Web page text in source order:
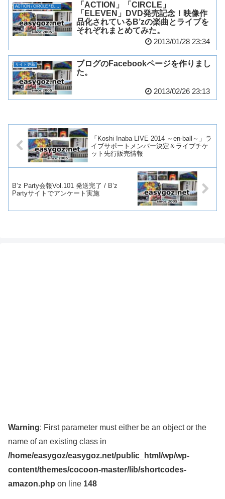
「ACTION」「CIRCLE」
「ELEVEN」DVD発売記念！映像作
品化されているB’zの楽曲とライブを
それぞれまとめてみた。
2013/01/28 23:34
サイト更新
ブログのFacebookページを作りまし
た。
2013/02/26 23:13
「Koshi Inaba LIVE 2014 ～en-ball～」ラ
イブサポートメンバー決定＆ライブチケ
ット先行販売情報
B’z Party会報Vol.101 発送完了 / B’z
Partyサイトでアンケート実施
Warning: First parameter must either be an object or the
name of an existing class in
/home/easygoz/easygoz.net/public_html/wp/wp-
content/themes/cocoon-master/lib/shortcodes-
amazon.php on line 148